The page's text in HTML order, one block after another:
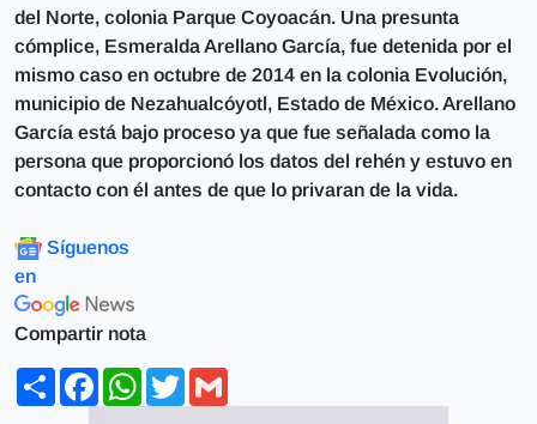
del Norte, colonia Parque Coyoacán. Una presunta
cómplice, Esmeralda Arellano García, fue detenida por el
mismo caso en octubre de 2014 en la colonia Evolución,
municipio de Nezahualcóyotl, Estado de México. Arellano
García está bajo proceso ya que fue señalada como la
persona que proporcionó los datos del rehén y estuvo en
contacto con él antes de que lo privaran de la vida.
Síguenos
en
Compartir nota
ShareFacebookWhatsApp
Twitter